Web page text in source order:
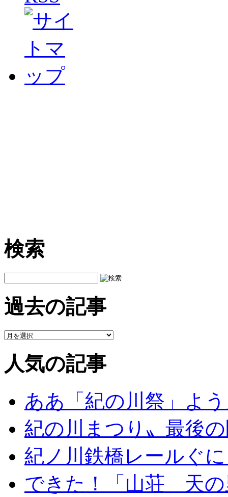
検索
過去の記事
人気の記事
ああ「紀の川祭」よ
紀の川まつり〟最後
紀ノ川鉄橋レールぐ
できた！「山荘 天の